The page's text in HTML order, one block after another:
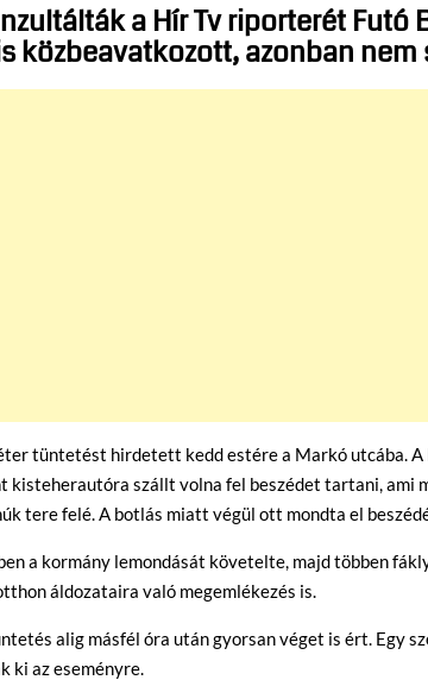
a Hír Tv riporterét Futó
közbeavatkozott, azonban
tüntetést hirdetett kedd estére a Markó utcába.
kisteherautóra szállt volna fel beszédet tartani, ami
tere felé. A botlás miatt végül ott mondta el
a kormány lemondását követelte, majd többen
áldozataira való megemlékezés is.
alig másfél óra után gyorsan véget is ért. Egy
ki az eseményre.